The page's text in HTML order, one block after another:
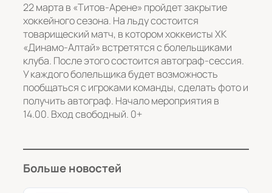
22 марта в «Титов-Арене» пройдет закрытие
хоккейного сезона. На льду состоится
товарищеский матч, в котором хоккеисты ХК
«Динамо-Алтай» встретятся с болельщиками
клуба. После этого состоится автограф-сессия.
У каждого болельщика будет возможность
пообщаться с игроками команды, сделать фото и
получить автограф. Начало мероприятия в
14.00. Вход свободный. 0+
Больше новостей